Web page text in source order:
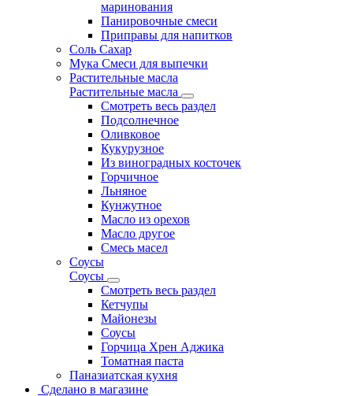
маринования
Панировочные смеси
Приправы для напитков
Соль Сахар
Мука Смеси для выпечки
Растительные масла
Растительные масла
Смотреть весь раздел
Подсолнечное
Оливковое
Кукурузное
Из виноградных косточек
Горчичное
Льняное
Кунжутное
Масло из орехов
Масло другое
Смесь масел
Соусы
Соусы
Смотреть весь раздел
Кетчупы
Майонезы
Соусы
Горчица Хрен Аджика
Томатная паста
Паназиатская кухня
Сделано в магазине